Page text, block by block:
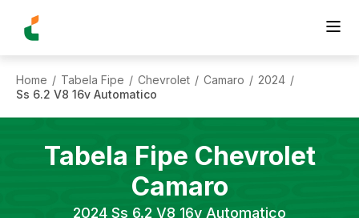
Home / Tabela Fipe / Chevrolet / Camaro / 2024 /
Ss 6.2 V8 16v Automatico
Tabela Fipe Chevrolet
Camaro
2024 Ss 6.2 V8 16v Automatico